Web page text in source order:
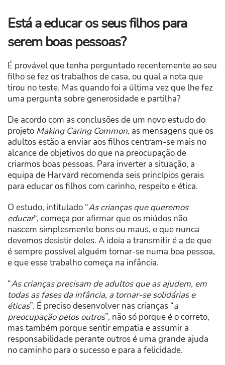
​Está a educar os seus filhos para
serem boas pessoas?
É provável que tenha perguntado recentemente ao seu
filho se fez os trabalhos de casa, ou qual a nota que
tirou no teste. Mas quando foi a última vez que lhe fez
uma pergunta sobre generosidade e partilha?
De acordo com as conclusões de um novo estudo do
projeto Making Caring Common, as mensagens que os
adultos estão a enviar aos filhos centram-se mais no
alcance de objetivos do que na preocupação de
criarmos boas pessoas. Para inverter a situação, a
equipa de Harvard recomenda seis princípios gerais
para educar os filhos com carinho, respeito e ética.
O estudo, intitulado “As crianças que queremos
educar“, começa por afirmar que os miúdos não
nascem simplesmente bons ou maus, e que nunca
devemos desistir deles. A ideia a transmitir é a de que
é sempre possível alguém tornar-se numa boa pessoa,
e que esse trabalho começa na infância.
“As crianças precisam de adultos que as ajudem, em
todas as fases da infância, a tornar-se solidárias e
éticas”. É preciso desenvolver nas crianças “a
preocupação pelos outros”, não só porque é o correto,
mas também porque sentir empatia e assumir a
responsabilidade perante outros é uma grande ajuda
no caminho para o sucesso e para a felicidade.